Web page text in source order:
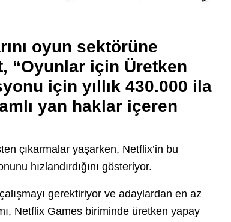
oyun sektörüne
“Oyunlar için Üretken
için yıllık 430.000 ila
yan haklar içeren
çıkarmalar yaşarken, Netflix’in bu
hızlandırdığını gösteriyor.
gerektiriyor ve adaylardan en az
Netflix Games biriminde üretken yapay